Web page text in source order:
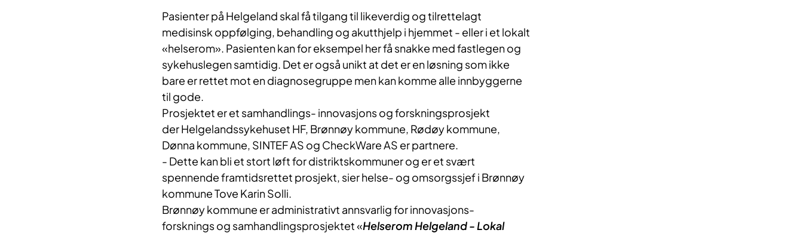
Pasienter på Helgeland skal få tilgang til likeverdig og tilrettelagt
medisinsk oppfølging, behandling og akutthjelp i hjemmet - eller i et lokalt
«helserom». Pasienten kan for eksempel her få snakke med fastlegen og
sykehuslegen samtidig. Det er også unikt at det er en løsning som ikke
bare er rettet mot en diagnosegruppe men kan komme alle innbyggerne
til gode.
Prosjektet er et samhandlings- innovasjons og forskningsprosjekt
der Helgelandssykehuset HF, Brønnøy kommune, Rødøy kommune,
Dønna​ kommune, SINTEF AS og CheckWare AS er partnere.
- Dette kan bli et stort løft for distriktskommuner og er et svært
spennende framtidsrettet prosjekt, sier helse- og omsorgssjef i Brønnøy
kommune Tove Karin Solli.
Brønnøy kommune er administrativt annsvarlig for innovasjons-
forsknings og samhandlingsprosjektet «Helserom Helgeland - Lokal